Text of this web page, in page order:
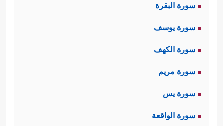
سورة البقرة
سورة يوسف
سورة الكهف
سورة مريم
سورة يس
سورة الواقعة